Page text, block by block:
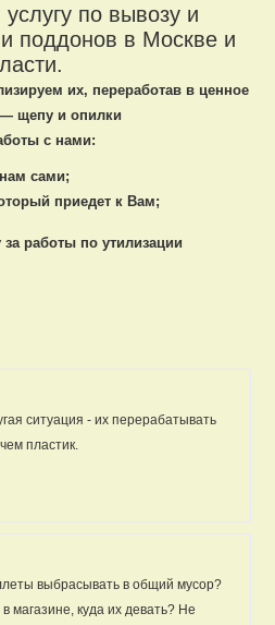
по вывозу и
поддонов в Москве и
их, переработав в ценное
щепу и опилки
с нами:
сами;
приедет к Вам;
работы по утилизации
ситуация - их перерабатывать
пластик.
выбрасывать в общий мусор?
магазине, куда их девать? Не